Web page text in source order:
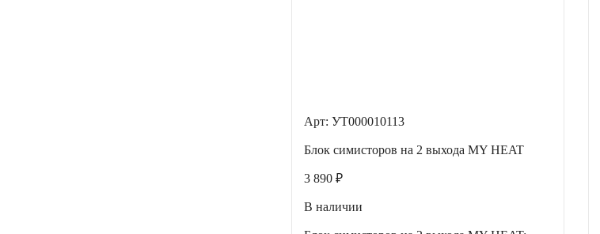
Арт: УТ000010113
Блок симисторов на 2 выхода MY HEAT
3 890 ₽
В наличии